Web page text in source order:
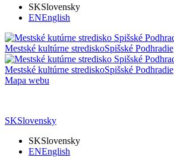
SKSlovensky
ENEnglish
Mestské kultúrne strediskoSpišské Podhradie
Mestské kultúrne strediskoSpišské Podhradie
Mapa webu
SKSlovensky
SKSlovensky
ENEnglish